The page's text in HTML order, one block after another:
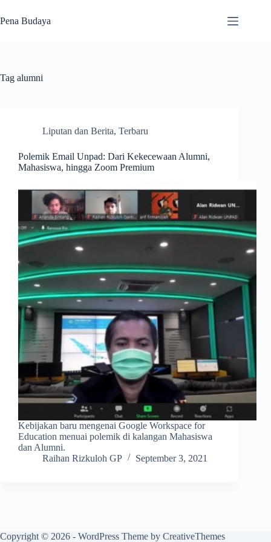
to
content
Pena Budaya
Tag alumni
Liputan dan Berita, Terbaru
Polemik Email Unpad: Dari Kekecewaan Alumni,
Mahasiswa, hingga Zoom Premium
Kebijakan baru mengenai Google Workspace for
Education menuai polemik di kalangan Mahasiswa
dan Alumni.
Raihan Rizkuloh GP
September 3, 2021
Copyright © 2026 - WordPress Theme by CreativeThemes